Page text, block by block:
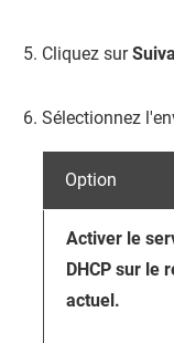
Cliquez sur
Sélectionnez
Option
Activer le
DHCP sur le
actuel.